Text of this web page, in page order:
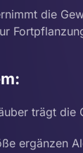
die
trägt die
ergänzen